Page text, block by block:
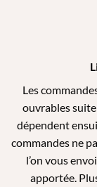
Les
ouvrables
dépendent
commandes ne
l’on vous
apportée.